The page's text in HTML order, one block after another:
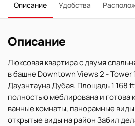
Описание Удобства
Описание
Люксовая квартира с двумя
в башне Downtown Views 2 - Tower
Дауэнтауна Дубая. Площадь 1 168
полностью меблирована и готова
ванные комнаты, панорамные
открытые виды на район Забил